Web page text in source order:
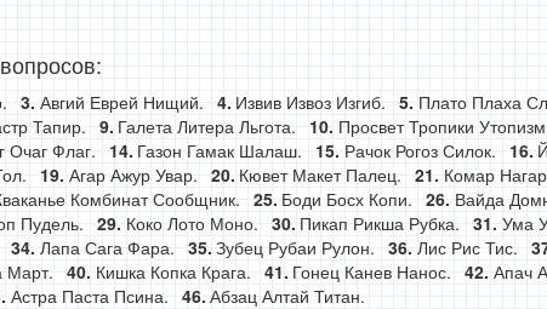
Авгий Еврей Нищий. Извив Извоз Изгиб.
Плато Плаха
Тапир. Галета Литера Льгота.
Просвет Тропики
Очаг Флаг. Газон Гамак Шалаш. Рачок Рогоз Силок.
Агар Ажур Увар. Кювет Макет Палец.
Комар
Комбинат Сообщник. Боди Босх Копи.
Вайда
Пудель. Коко Лото Моно. Пикап Рикша Рубка.
Ума
Лапа Сага Фара. Зубец Рубаи Рулон. Лис Рис Тис.
Март. Кишка Копка Крага. Гонец Канев Нанос.
Апач
Астра Паста Псина. Абзац Алтай Титан.